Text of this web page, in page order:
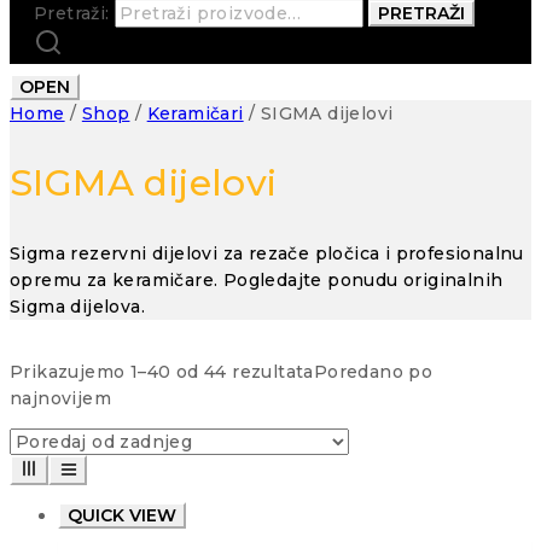
Pretraži: PRETRAŽI
OPEN
Home / Shop / Keramičari / SIGMA dijelovi
SIGMA dijelovi
Sigma rezervni dijelovi za rezače pločica i profesionalnu
opremu za keramičare. Pogledajte ponudu originalnih
Sigma dijelova.
Prikazujemo 1–40 od 44 rezultataPoredano po
najnovijem
QUICK VIEW